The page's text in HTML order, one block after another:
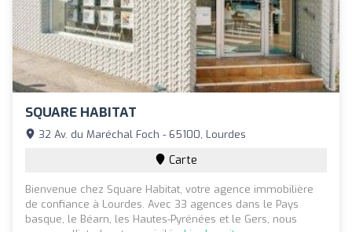
SQUARE HABITAT
32 Av. du Maréchal Foch - 65100, Lourdes
Carte
Bienvenue chez Square Habitat, votre agence immobilière
de confiance à Lourdes. Avec 33 agences dans le Pays
basque, le Béarn, les Hautes-Pyrénées et le Gers, nous